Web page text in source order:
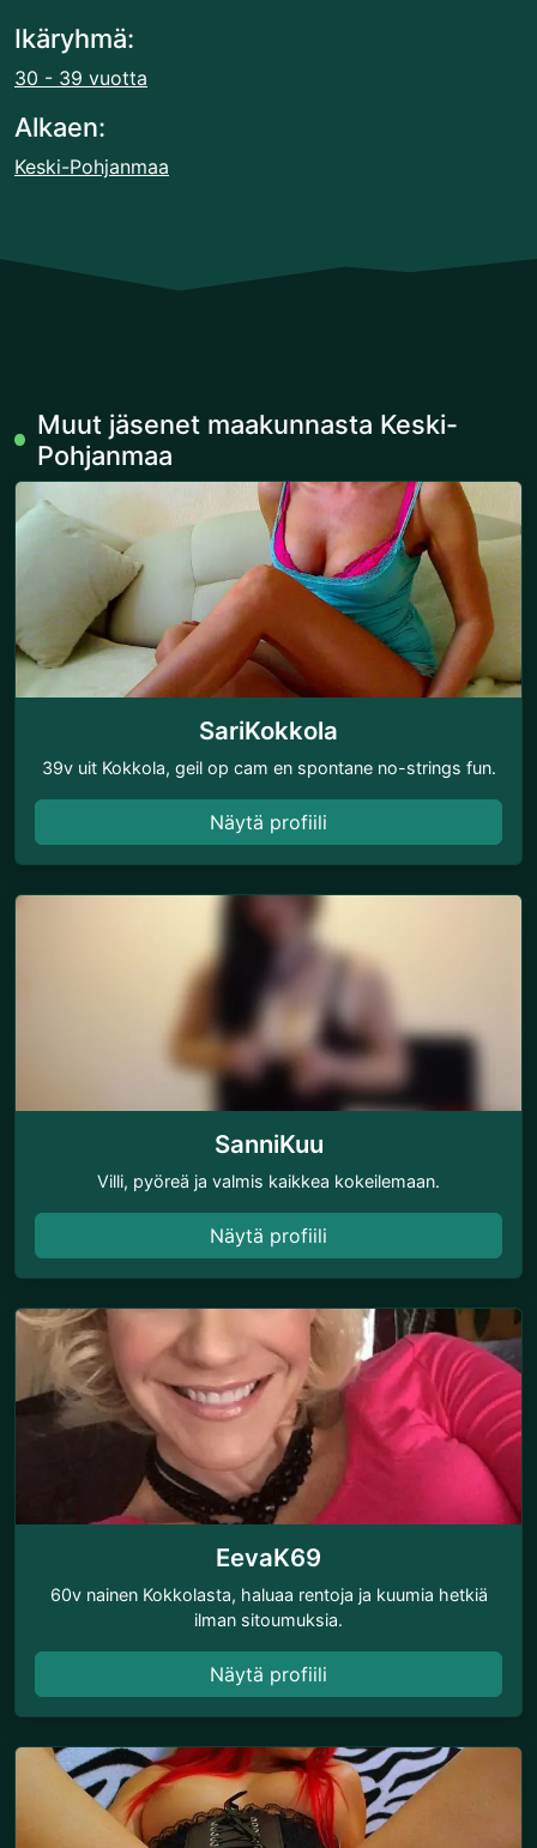
Ikäryhmä:
30 - 39 vuotta
Alkaen:
Keski-Pohjanmaa
Muut jäsenet maakunnasta Keski-
Pohjanmaa
SariKokkola
39v uit Kokkola, geil op cam en spontane no-strings fun.
Näytä profiili
SanniKuu
Villi, pyöreä ja valmis kaikkea kokeilemaan.
Näytä profiili
EevaK69
60v nainen Kokkolasta, haluaa rentoja ja kuumia hetkiä
ilman sitoumuksia.
Näytä profiili